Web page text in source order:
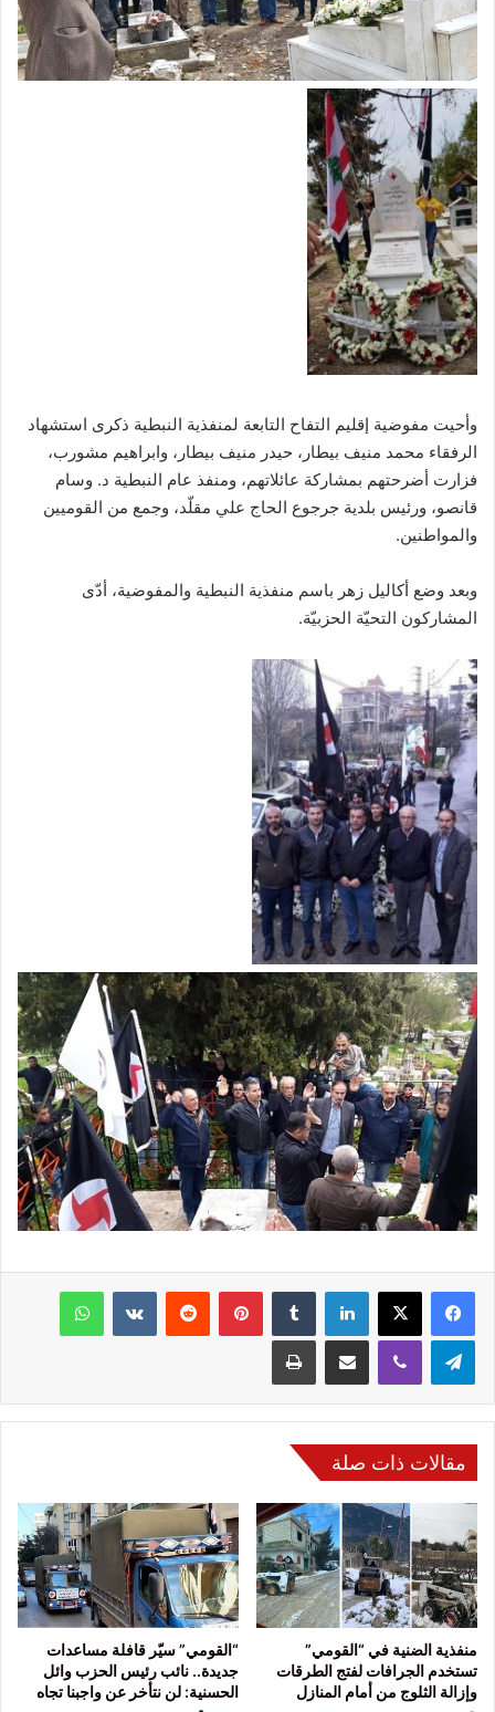
وأحيت مفوضية إقليم التفاح التابعة لمنفذية النبطية ذكرى استشهاد
الرفقاء محمد منيف بيطار، حيدر منيف بيطار، وابراهيم مشورب،
فزارت أضرحتهم بمشاركة عائلاتهم، ومنفذ عام النبطية د. وسام
قانصو، ورئيس بلدية جرجوع الحاج علي مقلّد، وجمع من القوميين
والمواطنين.
وبعد وضع أكاليل زهر باسم منفذية النبطية والمفوضية، أدّى
المشاركون التحيّة الحزبيّة.
فيسبوك لينكدإن بينتيريست
مقالات ذات صلة
منفذية الضنية في “القومي”
تستخدم الجرافات لفتج الطرقات
وإزالة الثلوج من أمام المنازل
“القومي” سيّر قافلة مساعدات
جديدة.. نائب رئيس الحزب وائل
الحسنية: لن نتأخر عن واجبنا تجاه